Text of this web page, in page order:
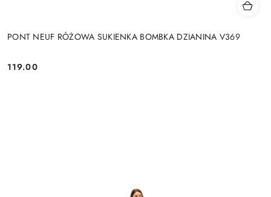
PONT NEUF RÓŻOWA SUKIENKA BOMBKA DZIANINA V369
Cena:
119.00